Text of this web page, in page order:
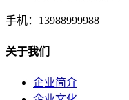
手机：13988999988
关于我们
企业简介